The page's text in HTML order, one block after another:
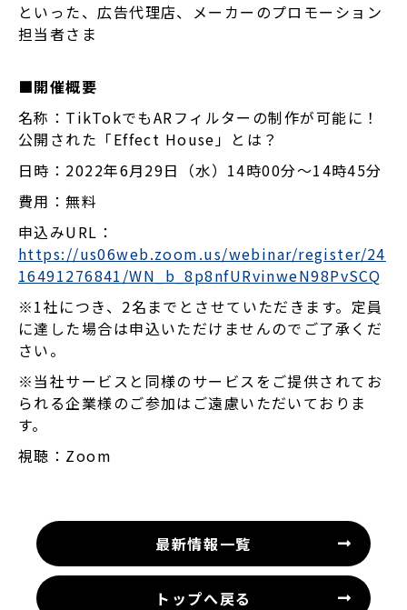
といった、広告代理店、メーカーのプロモーション
担当者さま
■開催概要
名称：TikTokでもARフィルターの制作が可能に！
公開された「Effect House」とは？
日時：2022年6月29日（水）14時00分～14時45分
費用：無料
申込みURL：
https://us06web.zoom.us/webinar/register/24
16491276841/WN_b_8p8nfURvinweN98PvSCQ
※1社につき、2名までとさせていただきます。定員
に達した場合は申込いただけませんのでご了承くだ
さい。
※当社サービスと同様のサービスをご提供されてお
られる企業様のご参加はご遠慮いただいておりま
す。
視聴：Zoom
最新情報一覧
トップへ戻る